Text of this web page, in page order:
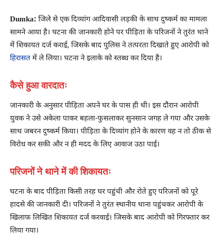
Dumka: जिले से एक दिव्यांग आदिवासी लड़की के साथ दुष्कर्म का मामला
सामने आया है। घटना की जानकारी होने पर पीड़िता के परिजनों ने तुरंत थाने
में शिकायत दर्ज कराई, जिसके बाद पुलिस ने तत्परता दिखाते हुए आरोपी को
हिरासत में ले लिया। घटना ने इलाके को स्तब्ध कर दिया है।
कैसे हुआ वारदातः
जानकारी के अनुसार पीड़िता अपने घर के पास ही थी। इस दौरान आरोपी
युवक ने उसे अकेला पाकर बहला-फुसलाकर सुनसान जगह ले गया और उसके
साथ जबरन दुष्कर्म किया। पीड़िता के दिव्यांग होने के कारण वह न तो ठीक से
विरोध कर सकी और न ही मदद के लिए आवाज उठा पाई।
परिजनों ने थाने में की शिकायतः
घटना के बाद पीड़िता किसी तरह घर पहुंची और रोते हुए परिजनों को पूरे
हादसे की जानकारी दी। परिजनों ने तुरंत स्थानीय थाना पहुंचकर आरोपी के
खिलाफ लिखित शिकायत दर्ज करवाई। जिसके बाद आरोपी को गिरफ्तार कर
लिया गया।